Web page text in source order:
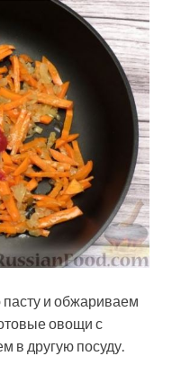
и обжариваем
овощи с
в другую посуду.